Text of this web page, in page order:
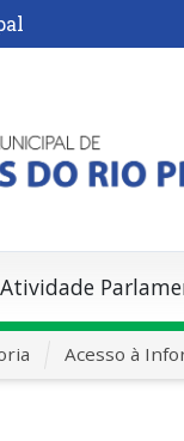
Atividade
Acesso à